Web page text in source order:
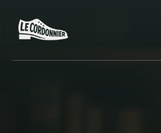
contenu